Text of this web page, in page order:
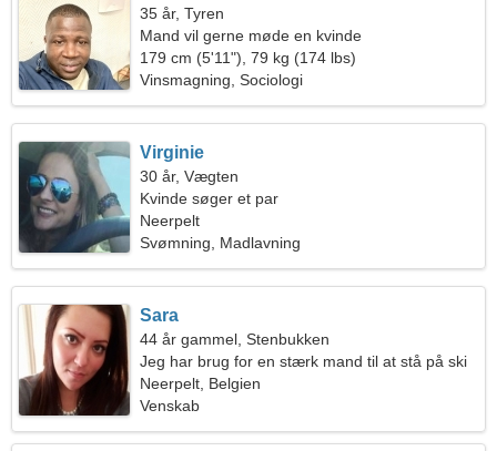
35 år, Tyren
Mand vil gerne møde en kvinde
179 cm (5'11"), 79 kg (174 lbs)
Vinsmagning, Sociologi
Virginie
30 år, Vægten
Kvinde søger et par
Neerpelt
Svømning, Madlavning
Sara
44 år gammel, Stenbukken
Jeg har brug for en stærk mand til at stå på ski
sammen
Neerpelt, Belgien
Venskab